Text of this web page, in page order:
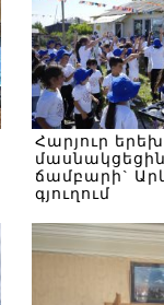
Հարյուր
ճամբարի`
գյուղում